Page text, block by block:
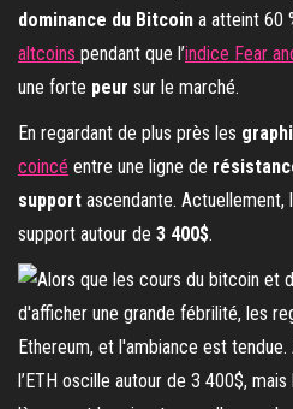
dominance du Bitcoin a atteint 60
altcoins pendant que l’indice Fear
une forte peur sur le marché.
En regardant de plus près les
coincé entre une ligne de
support ascendante. Actuellement,
support autour de 3 400$.